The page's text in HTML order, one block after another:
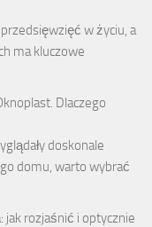
w życiu, a
ma kluczowe
Dlaczego
doskonale
domu, warto wybrać
jak rozjaśnić i optycznie